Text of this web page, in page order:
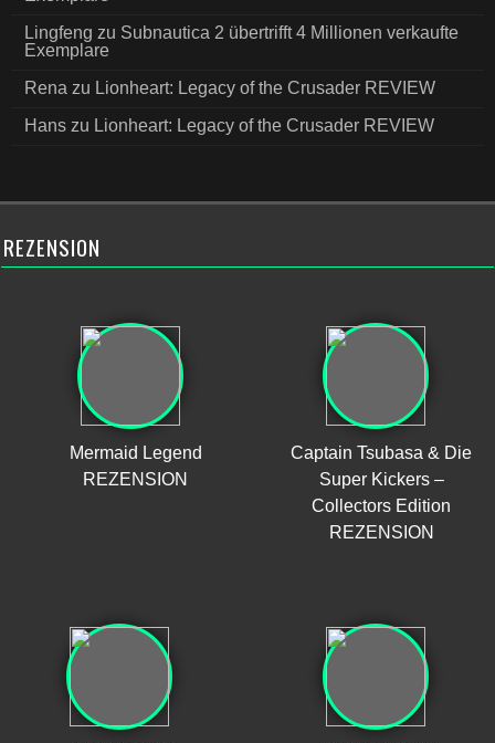
Lingfeng zu Subnautica 2 übertrifft 4 Millionen verkaufte
Exemplare
Rena zu Lionheart: Legacy of the Crusader REVIEW
Hans zu Lionheart: Legacy of the Crusader REVIEW
REZENSION
Mermaid Legend
REZENSION
Captain Tsubasa & Die
Super Kickers –
Collectors Edition
REZENSION